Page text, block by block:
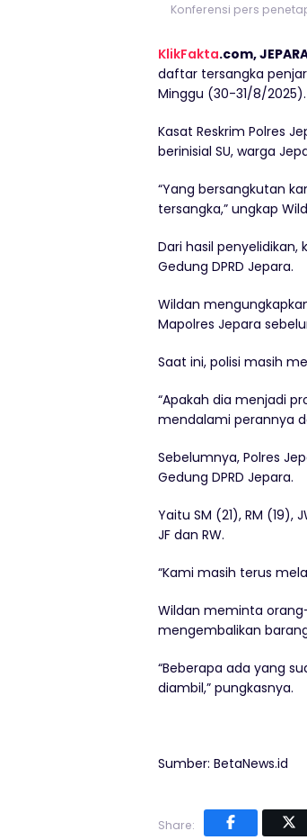
Konferensi pers
KlikFakta.com,
daftar tersangka
Minggu (30-31/8/2025).
Kasat Reskrim Polres
berinisial SU, warga
“Yang bersangkutan
tersangka,” ungkap
Dari hasil
Gedung DPRD Jepara.
Wildan
Mapolres Jepara
Saat ini, polisi masih
“Apakah dia menjadi
mendalami perannya
Sebelumnya, Polres
Gedung DPRD Jepara.
Yaitu SM (21), RM (19),
JF dan RW.
“Kami masih terus
Wildan meminta
mengembalikan
“Beberapa ada yang
diambil,” pungkasnya.
Sumber: BetaNews.id
Share: